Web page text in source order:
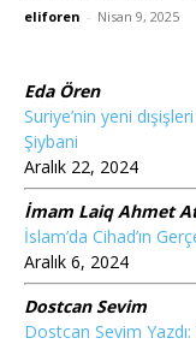
eliforen - Nisan 9, 2025
Eda Ören
Suriye’nin yeni
Şiybani
Aralık 22, 2024
İmam Laiq Ahmet
İslam’da Cihad’ın
Aralık 6, 2024
Dostcan Sevim
Dostcan Sevim